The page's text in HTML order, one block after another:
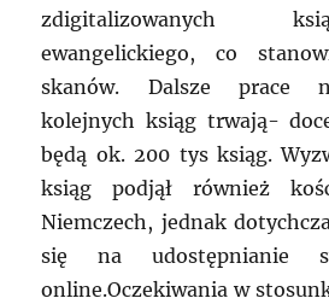
zdigitalizowanych
ewangelickiego, co
skanów. Dalsze prace
kolejnych ksiąg trwają-
będą ok. 200 tys ksiąg.
ksiąg podjął również
Niemczech, jednak
się na udostępnianie
online.Oczekiwania w